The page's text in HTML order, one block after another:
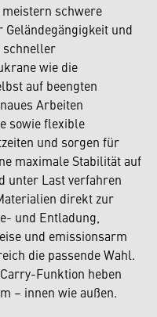
schwere
und
schneller
wie die
auf beengten
Arbeiten
sowie flexible
und sorgen für
maximale Stabilität auf
unter Last verfahren
direkt zur
und Entladung,
und emissionsarm
die passende Wahl.
Funktion heben
– innen wie außen.